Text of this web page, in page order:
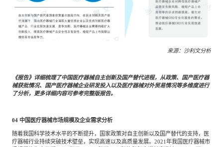
来源：沙利文分析
《报告》详细梳理了中国医疗器械自主创新及国产替代进程，从政策、国产医疗器
械获批情况、国产医疗器械企业研发投入以及医疗器械对外贸易情况等多维度进行
了分析，更多详细内容可参考完整版报告。
04 中国医疗器械市场规模及企业需求分析
随着我国科学技术水平的不断提升，国家政策对自主创新以及国产替代的支持，医
疗器械行业持续突破技术壁垒，实现高速以及高质量发展。2021年我国医疗器械市